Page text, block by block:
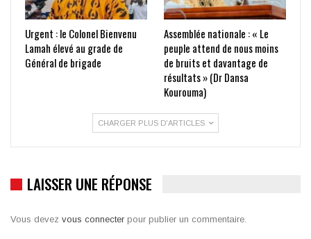
Urgent : le Colonel Bienvenu
Lamah élevé au grade de
Général de brigade
Assemblée nationale : « Le
peuple attend de nous moins
de bruits et davantage de
résultats » (Dr Dansa
Kourouma)
CHARGER PLUS D'ARTICLES
LAISSER UNE RÉPONSE
Vous devez vous connecter pour publier un commentaire.